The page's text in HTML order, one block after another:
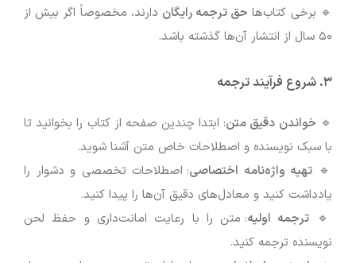
🔹 برخی کتاب‌ها حق ترجمه رایگان دارند، مخصوصاً اگر بیش از
۵۰ سال از انتشار آن‌ها گذشته باشد.
۳. شروع فرآیند ترجمه
🔹 خواندن دقیق متن: ابتدا چندین صفحه از کتاب را بخوانید تا
با سبک نویسنده و اصطلاحات خاص متن آشنا شوید.
🔹 تهیه واژه‌نامه اختصاصی: اصطلاحات تخصصی و دشوار را
یادداشت کنید و معادل‌های دقیق آن‌ها را پیدا کنید.
🔹 ترجمه اولیه: متن را با رعایت امانت‌داری و حفظ لحن
نویسنده ترجمه کنید.